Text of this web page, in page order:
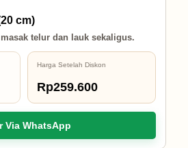
cm)
telur dan lauk sekaligus.
Harga Setelah Diskon
Rp259.600
Via WhatsApp